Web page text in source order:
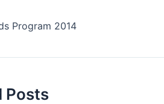
dI
n
A
p
Program 2014
Posts